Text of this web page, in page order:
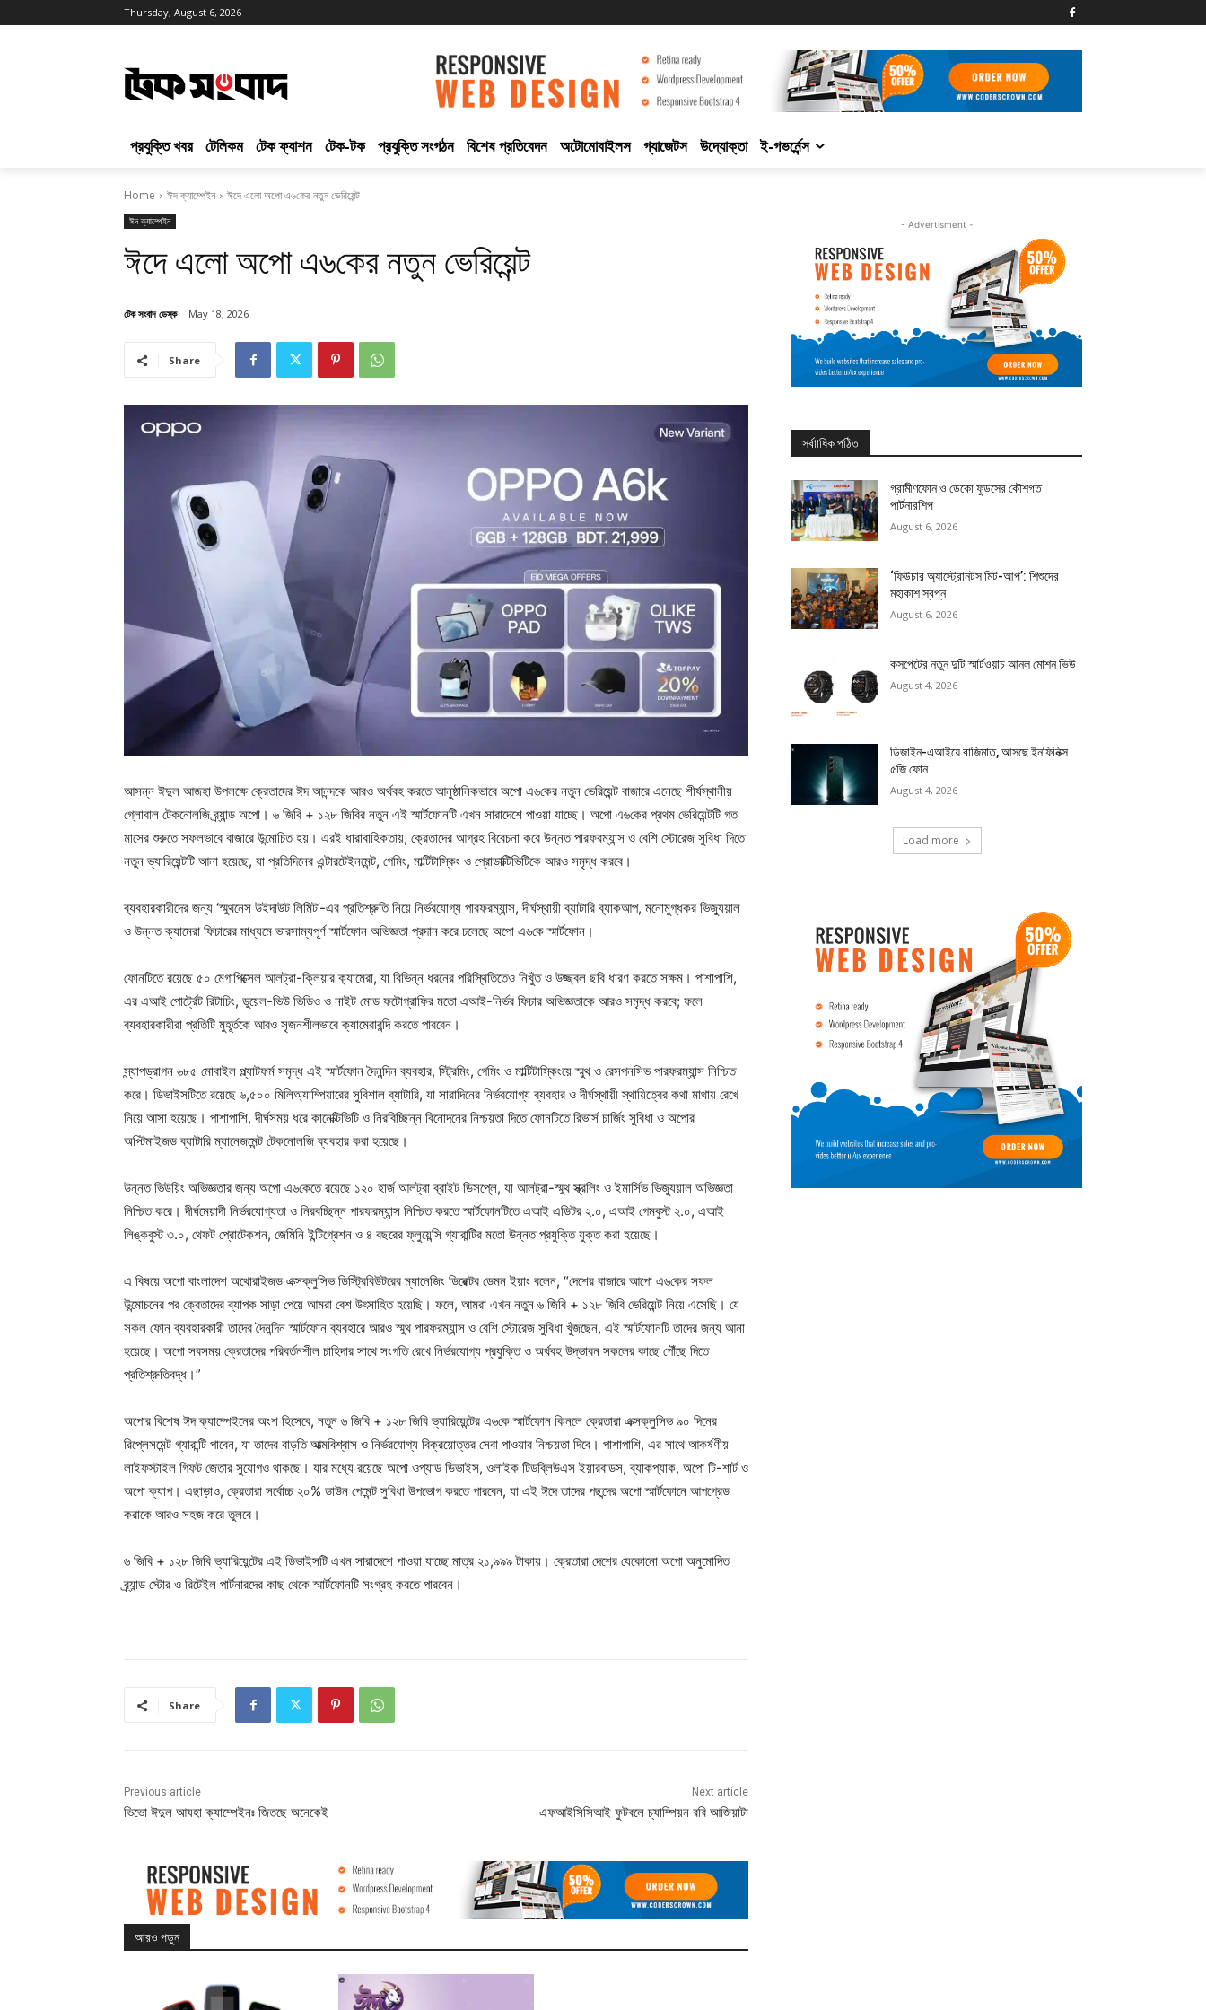
Thursday, August 6, 2026
প্রযুক্তি খবর টেলিকম টেক ফ্যাশন টেক-টক প্রযুক্তি সংগঠন বিশেষ প্রতিবেদন অটোমোবাইলস গ্যাজেটস উদ্যোক্তা ই-গভর্নেন্স
Home ঈদ ক্যাম্পেইন ঈদে এলো অপো এ৬কের নতুন ভেরিয়েন্ট
ঈদ ক্যাম্পেইন
ঈদে এলো অপো এ৬কের নতুন ভেরিয়েন্ট
টেক সংবাদ ডেস্ক May 18, 2026
Share
আসন্ন ঈদুল আজহা উপলক্ষে ক্রেতাদের ঈদ আনন্দকে আরও অর্থবহ করতে আনুষ্ঠানিকভাবে অপো এ৬কের নতুন ভেরিয়েন্ট বাজারে এনেছে শীর্ষস্থানীয়
গ্লোবাল টেকনোলজি ব্র্যান্ড অপো। ৬ জিবি + ১২৮ জিবির নতুন এই স্মার্টফোনটি এখন সারাদেশে পাওয়া যাচ্ছে। অপো এ৬কের প্রথম ভেরিয়েন্টটি গত
মাসের শুরুতে সফলভাবে বাজারে উন্মোচিত হয়। এরই ধারাবাহিকতায়, ক্রেতাদের আগ্রহ বিবেচনা করে উন্নত পারফরম্যান্স ও বেশি স্টোরেজ সুবিধা দিতে
নতুন ভ্যারিয়েন্টটি আনা হয়েছে, যা প্রতিদিনের এন্টারটেইনমেন্ট, গেমিং, মাল্টিটাস্কিং ও প্রোডাক্টিভিটিকে আরও সমৃদ্ধ করবে।
ব্যবহারকারীদের জন্য ‘স্মুথনেস উইদাউট লিমিট’-এর প্রতিশ্রুতি নিয়ে নির্ভরযোগ্য পারফরম্যান্স, দীর্ঘস্থায়ী ব্যাটারি ব্যাকআপ, মনোমুগ্ধকর ভিজ্যুয়াল
ও উন্নত ক্যামেরা ফিচারের মাধ্যমে ভারসাম্যপূর্ণ স্মার্টফোন অভিজ্ঞতা প্রদান করে চলেছে অপো এ৬কে স্মার্টফোন।
ফোনটিতে রয়েছে ৫০ মেগাপিক্সেল আলট্রা-ক্লিয়ার ক্যামেরা, যা বিভিন্ন ধরনের পরিস্থিতিতেও নিখুঁত ও উজ্জ্বল ছবি ধারণ করতে সক্ষম। পাশাপাশি,
এর এআই পোর্ট্রেট রিটাচিং, ডুয়েল-ভিউ ভিডিও ও নাইট মোড ফটোগ্রাফির মতো এআই-নির্ভর ফিচার অভিজ্ঞতাকে আরও সমৃদ্ধ করবে; ফলে
ব্যবহারকারীরা প্রতিটি মুহূর্তকে আরও সৃজনশীলভাবে ক্যামেরাবন্দি করতে পারবেন।
স্ন্যাপড্রাগন ৬৮৫ মোবাইল প্ল্যাটফর্ম সমৃদ্ধ এই স্মার্টফোন দৈনন্দিন ব্যবহার, স্ট্রিমিং, গেমিং ও মাল্টিটাস্কিংয়ে স্মুথ ও রেসপনসিভ পারফরম্যান্স নিশ্চিত
করে। ডিভাইসটিতে রয়েছে ৬,৫০০ মিলিঅ্যাম্পিয়ারের সুবিশাল ব্যাটারি, যা সারাদিনের নির্ভরযোগ্য ব্যবহার ও দীর্ঘস্থায়ী স্থায়িত্বের কথা মাথায় রেখে
নিয়ে আসা হয়েছে। পাশাপাশি, দীর্ঘসময় ধরে কানেক্টিভিটি ও নিরবিচ্ছিন্ন বিনোদনের নিশ্চয়তা দিতে ফোনটিতে রিভার্স চার্জিং সুবিধা ও অপোর
অপ্টিমাইজড ব্যাটারি ম্যানেজমেন্ট টেকনোলজি ব্যবহার করা হয়েছে।
উন্নত ভিউয়িং অভিজ্ঞতার জন্য অপো এ৬কেতে রয়েছে ১২০ হার্জ আলট্রা ব্রাইট ডিসপ্লে, যা আলট্রা-স্মুথ স্ক্রলিং ও ইমার্সিভ ভিজ্যুয়াল অভিজ্ঞতা
নিশ্চিত করে। দীর্ঘমেয়াদী নির্ভরযোগ্যতা ও নিরবচ্ছিন্ন পারফরম্যান্স নিশ্চিত করতে স্মার্টফোনটিতে এআই এডিটর ২.০, এআই গেমবুস্ট ২.০, এআই
লিঙ্কবুস্ট ৩.০, থেফট প্রোটেকশন, জেমিনি ইন্টিগ্রেশন ও ৪ বছরের ফ্লুয়েন্সি গ্যারান্টির মতো উন্নত প্রযুক্তি যুক্ত করা হয়েছে।
এ বিষয়ে অপো বাংলাদেশ অথোরাইজড এক্সক্লুসিভ ডিস্ট্রিবিউটরের ম্যানেজিং ডিরেক্টর ডেমন ইয়াং বলেন, “দেশের বাজারে আপো এ৬কের সফল
উন্মোচনের পর ক্রেতাদের ব্যাপক সাড়া পেয়ে আমরা বেশ উৎসাহিত হয়েছি। ফলে, আমরা এখন নতুন ৬ জিবি + ১২৮ জিবি ভেরিয়েন্ট নিয়ে এসেছি। যে
সকল ফোন ব্যবহারকারী তাদের দৈনন্দিন স্মার্টফোন ব্যবহারে আরও স্মুথ পারফরম্যান্স ও বেশি স্টোরেজ সুবিধা খুঁজছেন, এই স্মার্টফোনটি তাদের জন্য আনা
হয়েছে। অপো সবসময় ক্রেতাদের পরিবর্তনশীল চাহিদার সাথে সংগতি রেখে নির্ভরযোগ্য প্রযুক্তি ও অর্থবহ উদ্ভাবন সকলের কাছে পৌঁছে দিতে
প্রতিশ্রুতিবদ্ধ।”
অপোর বিশেষ ঈদ ক্যাম্পেইনের অংশ হিসেবে, নতুন ৬ জিবি + ১২৮ জিবি ভ্যারিয়েন্টের এ৬কে স্মার্টফোন কিনলে ক্রেতারা এক্সক্লুসিভ ৯০ দিনের
রিপ্লেসমেন্ট গ্যারান্টি পাবেন, যা তাদের বাড়তি আত্মবিশ্বাস ও নির্ভরযোগ্য বিক্রয়োত্তর সেবা পাওয়ার নিশ্চয়তা দিবে। পাশাপাশি, এর সাথে আকর্ষণীয়
লাইফস্টাইল গিফট জেতার সুযোগও থাকছে। যার মধ্যে রয়েছে অপো ওপ্যাড ডিভাইস, ওলাইক টিডব্লিউএস ইয়ারবাডস, ব্যাকপ্যাক, অপো টি-শার্ট ও
অপো ক্যাপ। এছাড়াও, ক্রেতারা সর্বোচ্চ ২০% ডাউন পেমেন্ট সুবিধা উপভোগ করতে পারবেন, যা এই ঈদে তাদের পছন্দের অপো স্মার্টফোনে আপগ্রেড
করাকে আরও সহজ করে তুলবে।
৬ জিবি + ১২৮ জিবি ভ্যারিয়েন্টের এই ডিভাইসটি এখন সারাদেশে পাওয়া যাচ্ছে মাত্র ২১,৯৯৯ টাকায়। ক্রেতারা দেশের যেকোনো অপো অনুমোদিত
ব্র্যান্ড স্টোর ও রিটেইল পার্টনারদের কাছ থেকে স্মার্টফোনটি সংগ্রহ করতে পারবেন।
Share
Previous article
ভিভো ঈদুল আযহা ক্যাম্পেইনঃ জিতছে অনেকেই
Next article
এফআইসিসিআই ফুটবলে চ্যাম্পিয়ন রবি আজিয়াটা
আরও পড়ুন
- Advertisment -
সর্বাাধিক পঠিত
গ্রামীণফোন ও ডেকো ফুডসের কৌশগত
পার্টনারশিপ
August 6, 2026
‘ফিউচার অ্যাস্ট্রোনটস মিট-আপ’: শিশুদের
মহাকাশ স্বপ্ন
August 6, 2026
কসপেটের নতুন দুটি স্মার্টওয়াচ আনল মোশন ভিউ
August 4, 2026
ডিজাইন-এআইয়ে বাজিমাত, আসছে ইনফিনিক্স
৫জি ফোন
August 4, 2026
Load more